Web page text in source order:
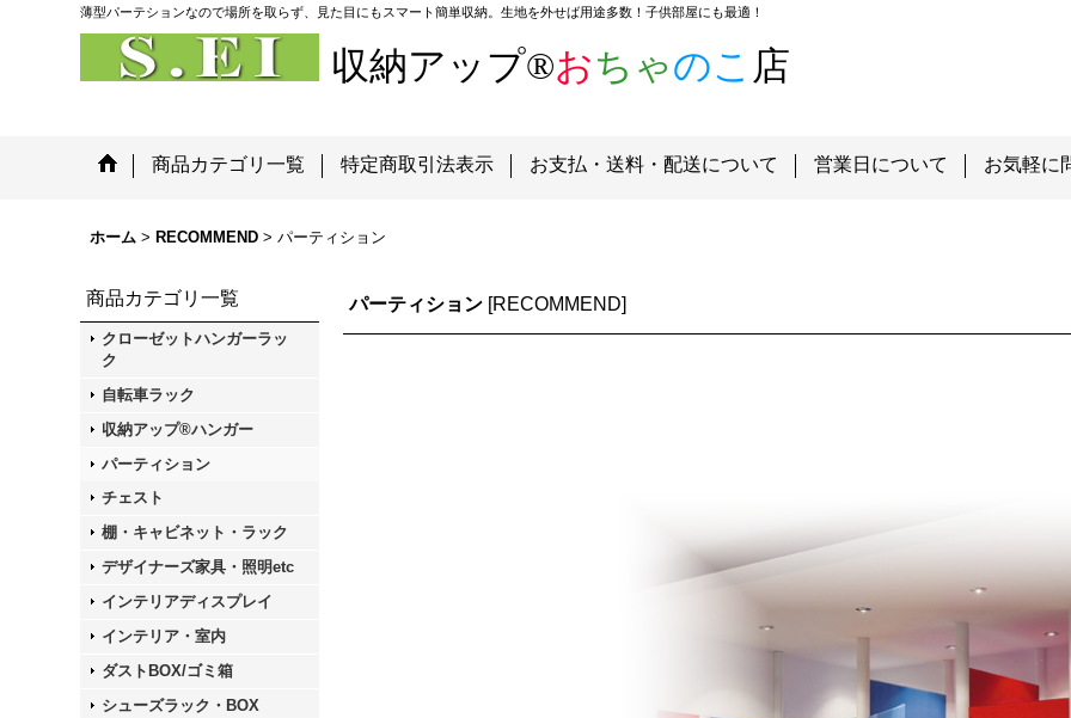
薄型パーテションなので場所を取らず、見た目にもスマート簡単収納。生地を外せば用途多数！子供部屋にも最適！
収納アップ®おちゃのこ 店
商品カテゴリ一覧 特定商取引法表示 お支払・送料・配送について 営業日について お気軽に
ホーム > RECOMMEND > パーティション
商品カテゴリ一覧
クローゼットハンガーラッ
ク
自転車ラック
収納アップ®ハンガー
パーティション
チェスト
棚・キャビネット・ラック
デザイナーズ家具・照明etc
インテリアディスプレイ
インテリア・室内
ダストBOX/ゴミ箱
シューズラック・BOX
パーティション [RECOMMEND]